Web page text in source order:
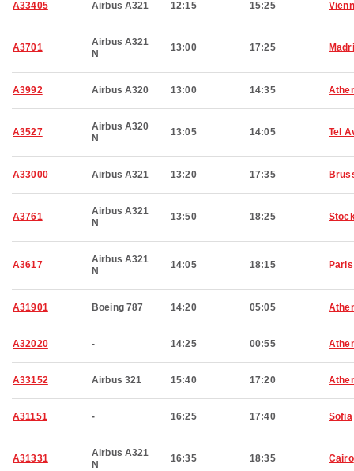
A33405 Airbus A321 12:15 15:25
A3701
Airbus A321
N
13:00 17:25
A3992 Airbus A320 13:00 14:35
A3527
Airbus A320
N
13:05 14:05 Tel
A33000 Airbus A321 13:20 17:35
A3761
Airbus A321
N
13:50 18:25
A3617
Airbus A321
N
14:05 18:15 Paris
A31901 Boeing 787 14:20 05:05
A32020 - 14:25 00:55
A33152 Airbus 321 15:40 17:20
A31151 - 16:25 17:40 Sofia
A31331
Airbus A321
N
16:35 18:35 Cairo